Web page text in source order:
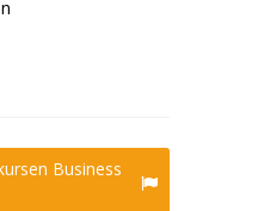
Business